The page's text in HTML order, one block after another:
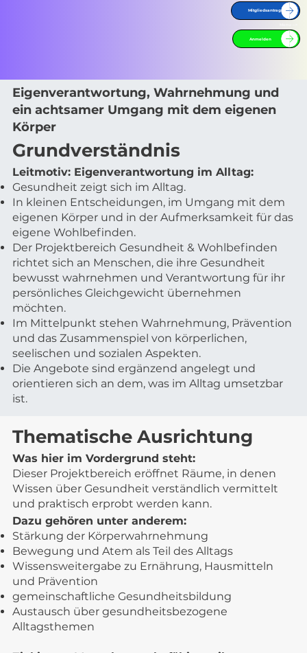
Mitgliedsantrag
Anmelden
Eigenverantwortung, Wahrnehmung und
ein achtsamer Umgang mit dem eigenen
Körper
Grundverständnis
Leitmotiv: Eigenverantwortung im Alltag:
Gesundheit zeigt sich im Alltag.
In kleinen Entscheidungen, im Umgang mit dem
eigenen Körper und in der Aufmerksamkeit für das
eigene Wohlbefinden.
Der Projektbereich Gesundheit & Wohlbefinden
richtet sich an Menschen, die ihre Gesundheit
bewusst wahrnehmen und Verantwortung für ihr
persönliches Gleichgewicht übernehmen
möchten.
Im Mittelpunkt stehen Wahrnehmung, Prävention
und das Zusammenspiel von körperlichen,
seelischen und sozialen Aspekten.
Die Angebote sind ergänzend angelegt und
orientieren sich an dem, was im Alltag umsetzbar
ist.
Thematische Ausrichtung
Was hier im Vordergrund steht:
Dieser Projektbereich eröffnet Räume, in denen
Wissen über Gesundheit verständlich vermittelt
und praktisch erprobt werden kann.
Dazu gehören unter anderem:
Stärkung der Körperwahrnehmung
Bewegung und Atem als Teil des Alltags
Wissensweitergabe zu Ernährung, Hausmitteln
und Prävention
gemeinschaftliche Gesundheitsbildung
Austausch über gesundheitsbezogene
Alltagsthemen